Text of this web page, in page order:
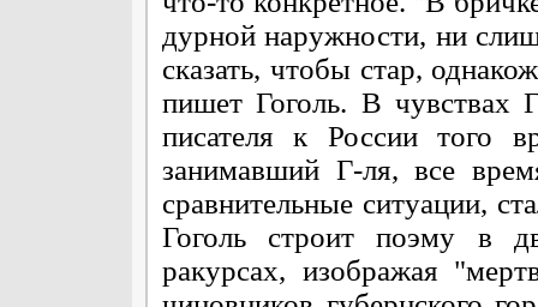
дурной наружности, ни
сказать, чтобы стар,
пишет Гоголь. В чувствах
писателя к России того
занимавший Г-ля, все
сравнительные ситуации,
Гоголь строит поэму в
ракурсах, изображая